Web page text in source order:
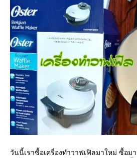
วันนี้เราซื้อเครื่องทำวาฟเฟิลมาใหม่ ซื้อมา